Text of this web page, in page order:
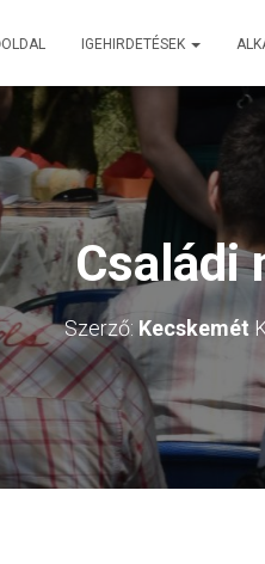
IGEHIRDETÉSEK
Családi
Szerző: Kecskemét